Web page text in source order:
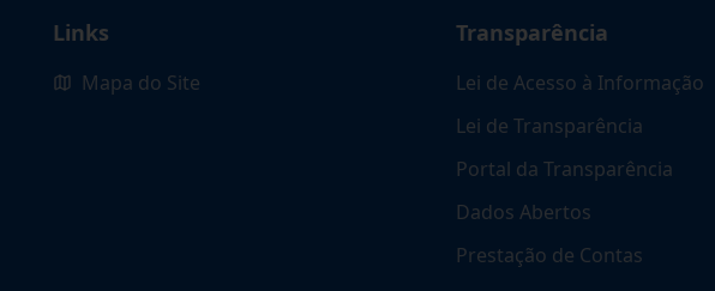
Links
Mapa do Site
Transparência
Lei de Acesso à Informação
Lei de Transparência
Portal da Transparência
Dados Abertos
Prestação de Contas